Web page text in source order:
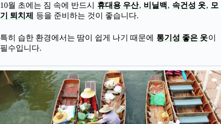
10월 초에는 짐 속에 반드시 휴대용 우산, 비닐백 , 속건성 옷, 모
기 퇴치제
등을 준비하는 것이 좋습니다.
특히 습한 환경에서는 땀이 쉽게 나기 때문에 통기성 좋은 옷이
필수입니다.